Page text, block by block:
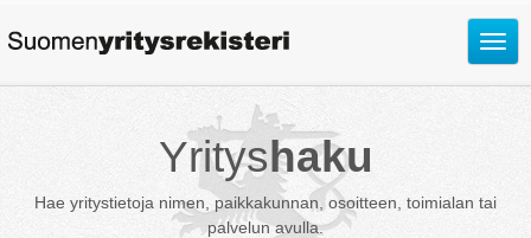
Avaa
Yrityshaku
Hae yritystietoja nimen, paikkakunnan, osoitteen, toimialan tai
palvelun avulla.